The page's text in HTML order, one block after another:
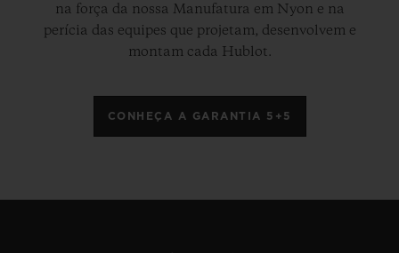
na força da nossa Manufatura em Nyon e na
perícia das equipes que projetam, desenvolvem e
montam cada Hublot.
CONHEÇA A GARANTIA 5+5